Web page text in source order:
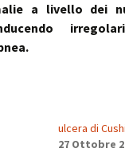
a livello dei
ulcera di
27 Ottobre